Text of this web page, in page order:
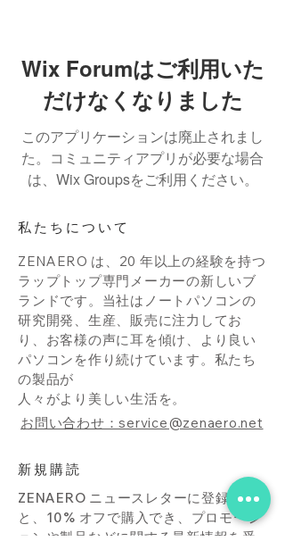
Wix Forumはご利用いた
だけなくなりました
このアプリケーションは廃止されまし
た。コミュニティアプリが必要な場合
は、Wix Groupsをご利用ください。
私たちについて
ZENAERO は、20 年以上の経験を持つ
ラップトップ専門メーカーの新しいブ
ランドです。当社はノートパソコンの
研究開発、生産、販売に注力してお
り、お客様の声に耳を傾け、より良い
パソコンを作り続けています。私たち
の製品が
人々がより美しい生活を。
お問い合わせ：service@zenaero.net
新規購読
ZENAERO ニュースレターに登録する
と、10% オフで購入でき、プロモーシ
ョンや製品などに関する最新情報を受